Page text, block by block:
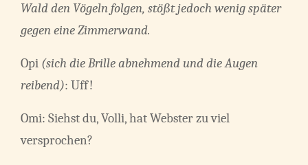
Wald den Vögeln folgen, stößt jedoch wenig später
gegen eine Zimmerwand.
Opi (sich die Brille abnehmend und die Augen
reibend): Uff!
Omi: Siehst du, Volli, hat Webster zu viel
versprochen?